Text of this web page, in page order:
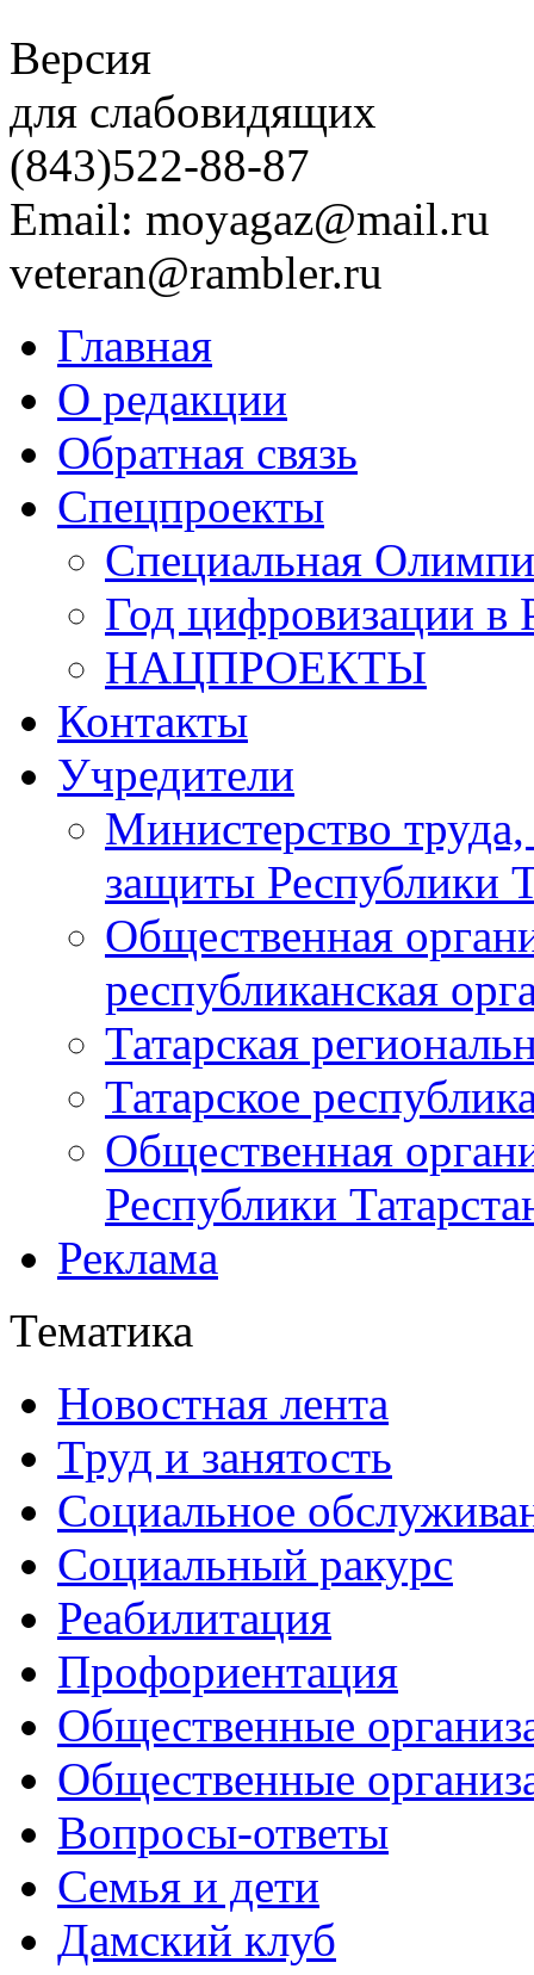
Версия
для слабовидящих
(843)522-88-87
Email: moyagaz@mail.ru
veteran@rambler.ru
Главная
О редакции
Обратная связь
Спецпроекты
Специальная
Год цифровизации в
НАЦПРОЕКТЫ
Контакты
Учредители
Министерство
защиты Республики
Общественная
республиканская
Татарская
Татарское
Общественная
Республики
Реклама
Тематика
Новостная лента
Труд и занятость
Социальное
Социальный ракурс
Реабилитация
Профориентация
Общественные
Общественные
Вопросы-ответы
Семья и дети
Дамский клуб